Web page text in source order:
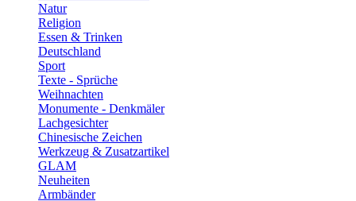
Natur
Religion
Essen & Trinken
Deutschland
Sport
Texte - Sprüche
Weihnachten
Monumente - Denkmäler
Lachgesichter
Chinesische Zeichen
Werkzeug & Zusatzartikel
GLAM
Neuheiten
Armbänder